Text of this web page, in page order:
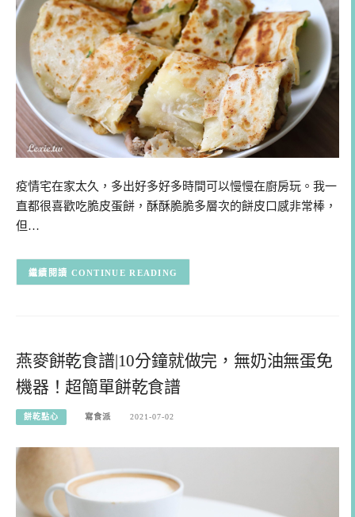
疫情宅在家太久，多出好多好多時間可以慢慢在廚房玩。我一
直都很喜歡吃脆皮蛋餅，酥酥脆脆多層次的餅皮口感非常棒，
但…
CONTINUE READING
燕麥餅乾食譜|10分鐘就做完，無奶油無蛋免
機器！超簡單餅乾食譜
餅乾點心 寫食派 2021-07-02